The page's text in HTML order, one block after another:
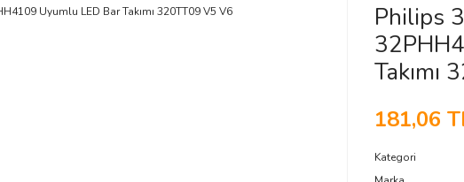
Philips
Takımı
181,06
Kategori